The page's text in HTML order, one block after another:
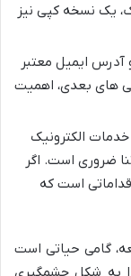
یک نسخه کپی نیز
آدرس ایمیل معتبر
های بعدی، اهمیت
خدمات الکترونیک
ضروری است. اگر
است که
گامی حیاتی است
به شکل چشمگیری